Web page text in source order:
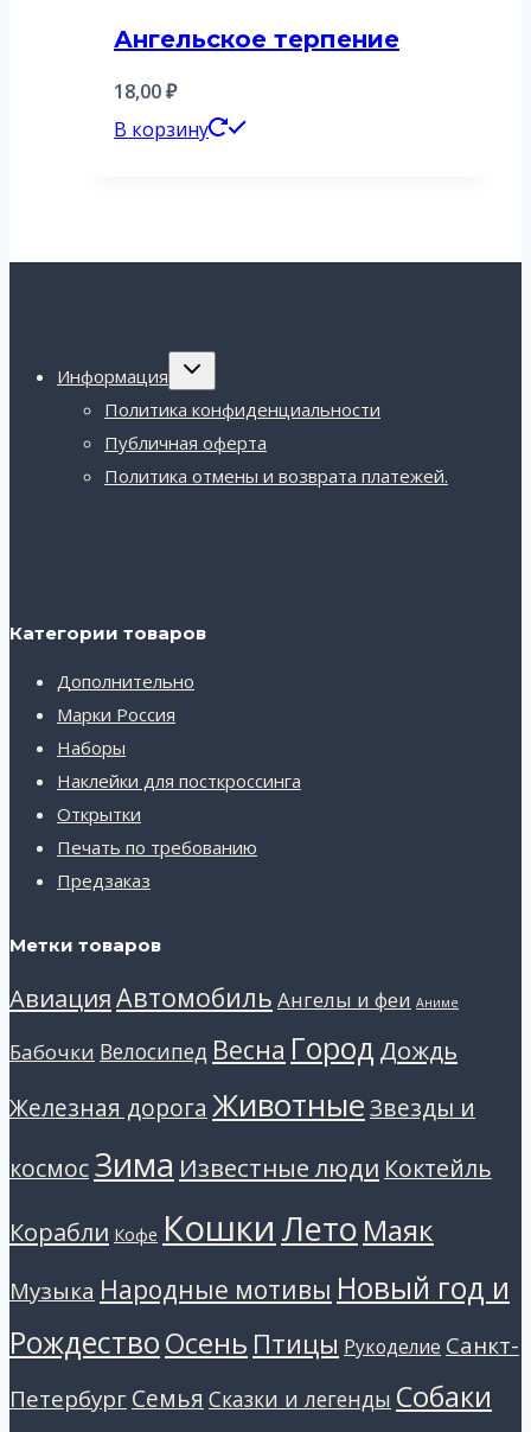
Ангельское терпение
18,00₽
В корзину
Информация
Переключить
Политика конфиденциальности
Публичная оферта
Политика отмены и возврата платежей.
Категории товаров
Дополнительно
Марки Россия
Наборы
Наклейки для посткроссинга
Открытки
Печать по требованию
Предзаказ
Метки товаров
АвиацияАвтомобиль Ангелы и феи Аниме
Бабочки Велосипед Весна Город Дождь
Железная дорога ЖивотныеЗвезды и
космосЗима Известные люди Коктейль
Корабли Кофе Кошки Лето Маяк
Музыка Народные мотивы Новый год и
РождествоОсень Птицы Рукоделие Санкт-
ПетербургСемья Сказки и легенды Собаки